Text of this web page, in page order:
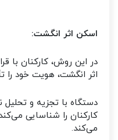
اسکن اثر انگشت:
در این روش، کارکنان با
اثر انگشت، هویت خود را
دستگاه با تجزیه و
کارکنان را شناسایی
می‌کند.